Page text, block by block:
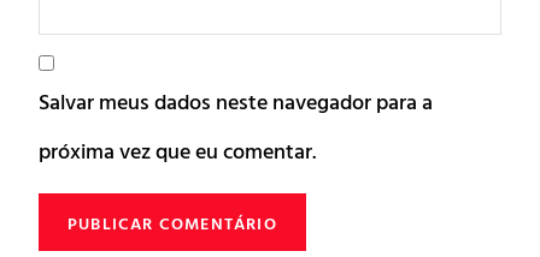
Salvar meus dados neste navegador para a
próxima vez que eu comentar.